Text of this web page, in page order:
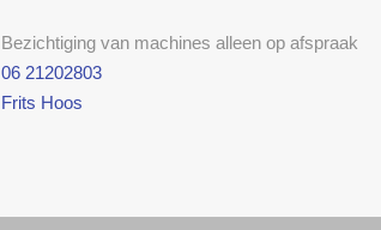
Bezichtiging van machines alleen op afspraak
06 21202803
Frits Hoos